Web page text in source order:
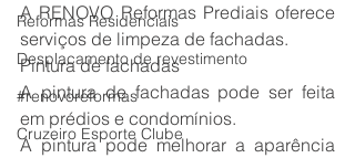
Reformas Residenciais
Desplacamento de revestimento
#renovoreformas
Cruzeiro Esporte Clube
A RENOVO Reformas Prediais oferece
serviços de limpeza de fachadas.
Pintura de fachadas
A pintura de fachadas pode ser feita
em prédios e condomínios.
A pintura pode melhorar a aparência